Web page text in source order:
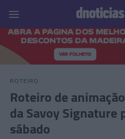
Prazeres
ROTEIRO
Roteiro de
da Savoy Signature
sábado